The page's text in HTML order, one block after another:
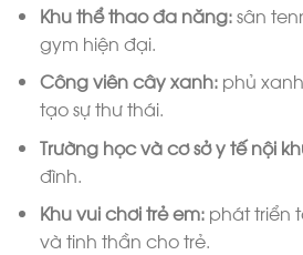
Khu thể thao đa năng:sân
gym hiện đại.
Công viên cây xanh:phủ
tạo sự thư thái.
Trường học và cơ sở y tế nội
đình.
Khu vui chơi trẻ em:phát triển
và tinh thần cho trẻ.